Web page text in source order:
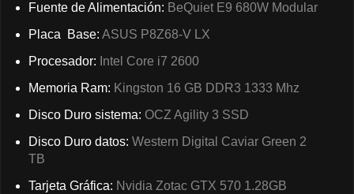
Fuente de Alimentación: BeQuiet E9 680W Modular
Placa Base: ASUS P8Z68-V LX
Procesador: Intel Core i7 2600
Memoria Ram: Kingston 16 GB DDR3 1333 Mhz
Disco Duro sistema: OCZ Agility 3 SSD
Disco Duro datos: Western Digital Caviar Green 2
TB
Tarjeta Gráfica: Nvidia Zotac GTX 570 1.28GB